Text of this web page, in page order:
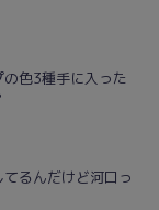
の色3種手に入った
てるんだけど河口っ